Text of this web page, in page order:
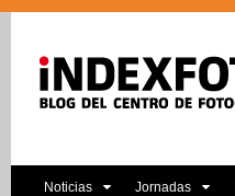
Noticias Jornadas